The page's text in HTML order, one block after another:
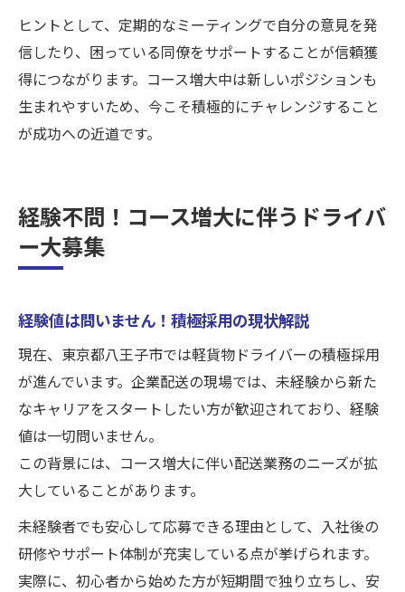
ヒントとして、定期的なミーティングで自分の意見を発
信したり、困っている同僚をサポートすることが信頼獲
得につながります。コース増大中は新しいポジションも
生まれやすいため、今こそ積極的にチャレンジすること
が成功への近道です。
経験不問！コース増大に伴うドライバ
ー大募集
経験値は問いません！積極採用の現状解説
現在、東京都八王子市では軽貨物ドライバーの積極採用
が進んでいます。企業配送の現場では、未経験から新た
なキャリアをスタートしたい方が歓迎されており、経験
値は一切問いません。
この背景には、コース増大に伴い配送業務のニーズが拡
大していることがあります。
未経験者でも安心して応募できる理由として、入社後の
研修やサポート体制が充実している点が挙げられます。
実際に、初心者から始めた方が短期間で独り立ちし、安